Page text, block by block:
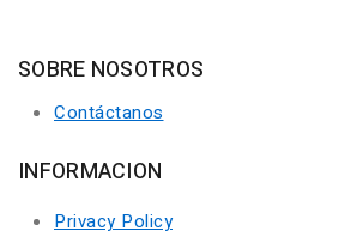
SOBRE NOSOTROS
Contáctanos
INFORMACION
Privacy Policy